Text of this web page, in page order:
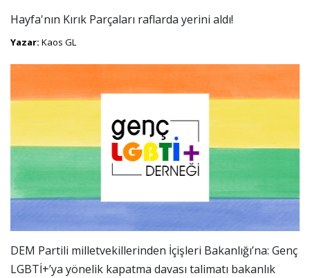
Hayfa'nın Kırık Parçaları raflarda yerini aldı!
Yazar: Kaos GL
DEM Partili milletvekillerinden İçişleri Bakanlığı’na: Genç
LGBTİ+’ya yönelik kapatma davası talimatı bakanlık